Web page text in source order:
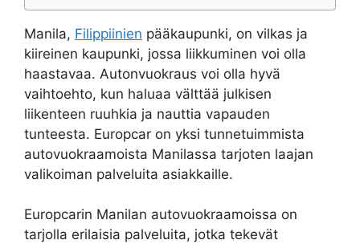
Manila, Filippiinien pääkaupunki, on vilkas ja
kiireinen kaupunki, jossa liikkuminen voi olla
haastavaa. Autonvuokraus voi olla hyvä
vaihtoehto, kun haluaa välttää julkisen
liikenteen ruuhkia ja nauttia vapauden
tunteesta. Europcar on yksi tunnetuimmista
autovuokraamoista Manilassa tarjoten laajan
valikoiman palveluita asiakkaille.
Europcarin Manilan autovuokraamoissa on
tarjolla erilaisia palveluita, jotka tekevät